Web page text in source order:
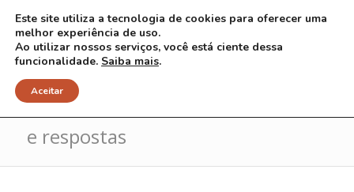
Arquivo para categoria: Perguntas
e respostas
Este site utiliza a tecnologia de cookies para oferecer uma
melhor experiência de uso.
Ao utilizar nossos serviços, você está ciente dessa
funcionalidade. Saiba mais.
Aceitar